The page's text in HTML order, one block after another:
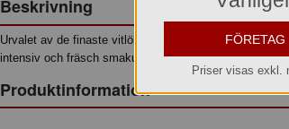
Beskrivning
Urvalet av de finaste vitlök och örter från Provence
intensiv och fräsch smakupplevelse. Cantadou Vitlök
Produktinformation
FÖRETAG
Priser visas exkl.